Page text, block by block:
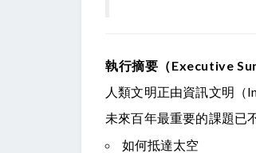
執行摘要（Executive
人類文明正由資訊文明
未來百年最重要的課題已
如何抵達太空